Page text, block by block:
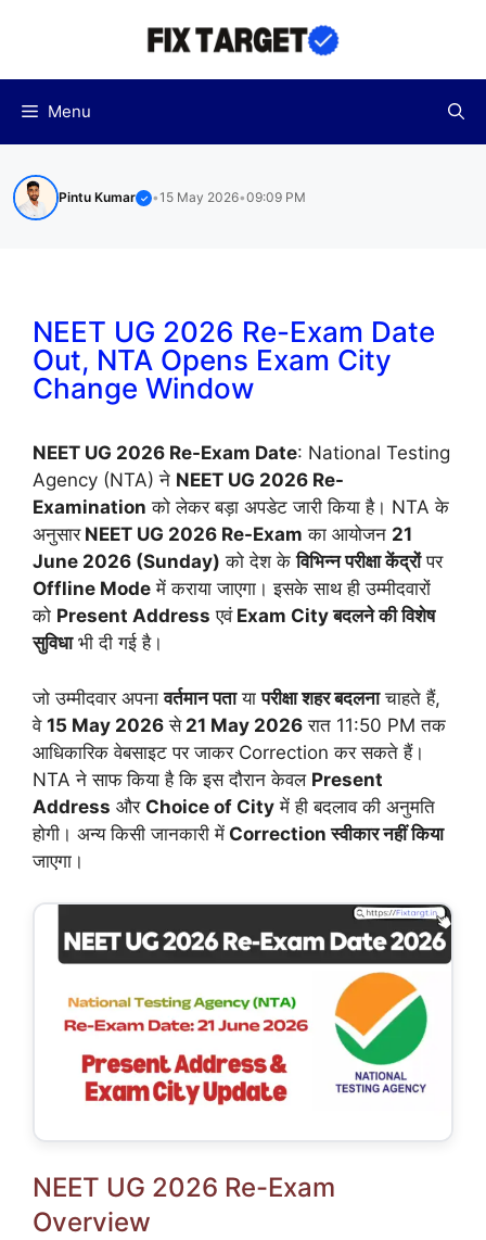
Menu
Pintu Kumar ✓ •15 May 2026•09:09 PM
NEET UG 2026 Re-Exam Date
Out, NTA Opens Exam City
Change Window
NEET UG 2026 Re-Exam Date: National Testing
Agency (NTA) ने NEET UG 2026 Re-
Examination को लेकर बड़ा अपडेट जारी किया है। NTA के
अनुसारNEET UG 2026 Re-Exam का आयोजन 21
June 2026 (Sunday) को देश केविभिन्न परीक्षा केंद्रोंपर
Offline Mode में कराया जाएगा। इसके साथ ही उम्मीदवारों
को Present Address एवंExam City बदलने की विशेष
सुविधाभी दी गई है।
जो उम्मीदवार अपना वर्तमान पतायापरीक्षा शहर बदलनाचाहते हैं,
वे 15 May 2026 से21 May 2026 रात 11:50 PM तक
आधिकारिक वेबसाइट पर जाकर Correction कर सकते हैं।
NTA ने साफ किया है कि इस दौरान केवल Present
Address और Choice of City में ही बदलाव की अनुमति
होगी। अन्य किसी जानकारी में Correction स्वीकार नहीं किया
जाएगा।
NEET UG 2026 Re-Exam
Overview